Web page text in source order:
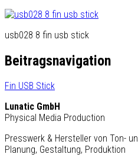
usb028 8 fin usb stick
Beitragsnavigation
Fin USB Stick
Lunatic GmbH
Physical Media Production
Presswerk & Hersteller von Ton-
Planung, Gestaltung, Produktion